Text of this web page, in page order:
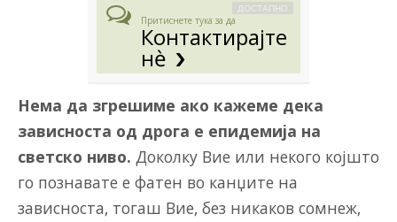
ДОСТАПНО
Притиснете тука за да
Контактирајте
нè
Нема да згрешиме ако кажеме дека
зависноста од дрога е епидемија на
светско ниво. Доколку Вие или некого којшто
го познавате е фатен во канџите на
зависноста, тогаш Вие, без никаков сомнеж,